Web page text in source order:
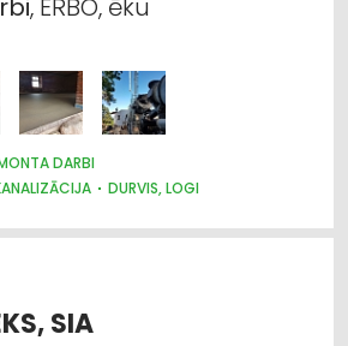
DARBI
DURVIS, LOGI
SIA